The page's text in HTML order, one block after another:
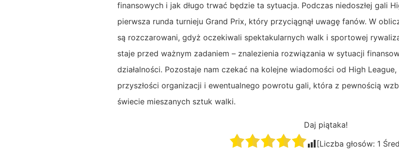
finansowych i jak długo trwać będzie ta sytuacja. Podczas niedoszłej gali
pierwsza runda turnieju Grand Prix, który przyciągnął uwagę fanów. W
są rozczarowani, gdyż oczekiwali spektakularnych walk i sportowej
staje przed ważnym zadaniem – znalezienia rozwiązania w sytuacji
działalności. Pozostaje nam czekać na kolejne wiadomości od High
przyszłości organizacji i ewentualnego powrotu gali, która z pewnością
świecie mieszanych sztuk walki.
Daj piątaka!
[Liczba głosów: 1